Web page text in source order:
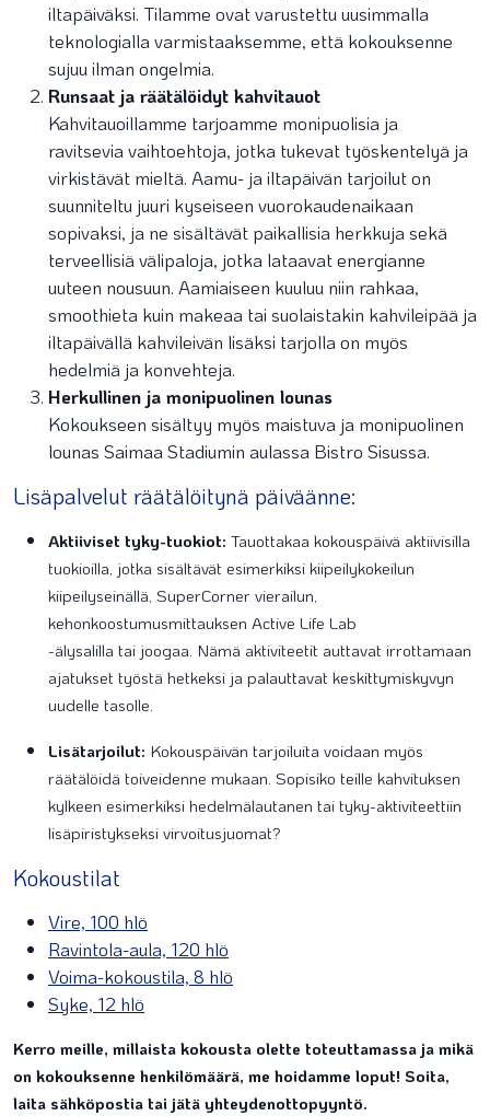
iltapäiväksi. Tilamme ovat varustettu uusimmalla
teknologialla varmistaaksemme, että kokouksenne
sujuu ilman ongelmia.
Runsaat ja räätälöidyt kahvitauot
Kahvitauoillamme tarjoamme monipuolisia ja
ravitsevia vaihtoehtoja, jotka tukevat työskentelyä ja
virkistävät mieltä. Aamu- ja iltapäivän tarjoilut on
suunniteltu juuri kyseiseen vuorokaudenaikaan
sopivaksi, ja ne sisältävät paikallisia herkkuja sekä
terveellisiä välipaloja, jotka lataavat energianne
uuteen nousuun. Aamiaiseen kuuluu niin rahkaa,
smoothieta kuin makeaa tai suolaistakin kahvileipää ja
iltapäivällä kahvileivän lisäksi tarjolla on myös
hedelmiä ja konvehteja.
Herkullinen ja monipuolinen lounas
Kokoukseen sisältyy myös maistuva ja monipuolinen
lounas Saimaa Stadiumin aulassa Bistro Sisussa.
Lisäpalvelut räätälöitynä päiväänne:
Aktiiviset tyky-tuokiot: Tauottakaa kokouspäivä aktiivisilla
tuokioilla, jotka sisältävät esimerkiksi kiipeilykokeilun
kiipeilyseinällä, SuperCorner vierailun,
kehonkoostumusmittauksen Active Life Lab
-älysalilla tai joogaa. Nämä aktiviteetit auttavat irrottamaan
ajatukset työstä hetkeksi ja palauttavat keskittymiskyvyn
uudelle tasolle.
Lisätarjoilut: Kokouspäivän tarjoiluita voidaan myös
räätälöidä toiveidenne mukaan. Sopisiko teille kahvituksen
kylkeen esimerkiksi hedelmälautanen tai tyky-aktiviteettiin
lisäpiristykseksi virvoitusjuomat?
Kokoustilat
Vire, 100 hlö
Ravintola-aula, 120 hlö
Voima-kokoustila, 8 hlö
Syke, 12 hlö
Kerro meille, millaista kokousta olette toteuttamassa ja mikä
on kokouksenne henkilömäärä, me hoidamme loput! Soita,
laita sähköpostia tai jätä yhteydenottopyyntö.